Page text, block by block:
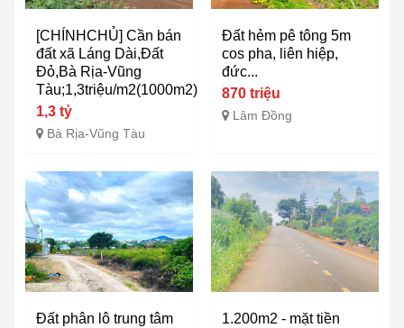
[CHÍNHCHỦ] Cần bán
đất xã Láng Dài,Đất
Đỏ,Bà Rịa-Vũng
Tàu;1,3triệu/m2(1000m2)
1,3 tỷ
Bà Rịa-Vũng Tàu
Đất hẻm pê tông 5m
cos pha, liên hiệp,
đức...
870 triệu
Lâm Đồng
Đất phân lô trung tâm
1.200m2 - mặt tiền